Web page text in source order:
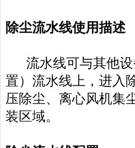
除尘流水线使用描述
流水线可与其他设
置）流水线上，进入
压除尘、离心风机集
装区域。